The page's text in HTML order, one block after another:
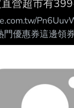
付款，另享消費
活動詳情請 見一
惠券每人限領一
營超市有
門優惠券這邊領
一蝦而且有限制
買八袋平均一袋
品。 ---- Sent